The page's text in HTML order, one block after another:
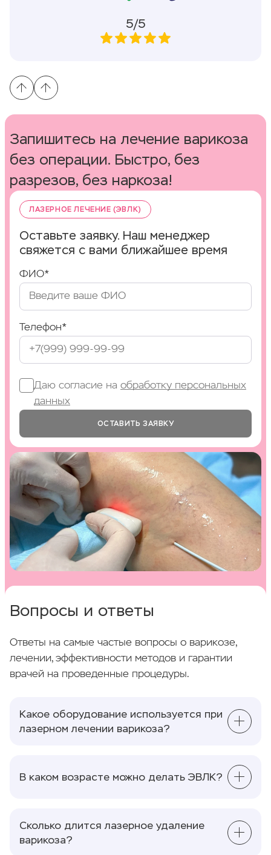
5/5
Запишитесь на лечение варикоза
без операции. Быстро, без
разрезов, без наркоза!
ЛАЗЕРНОЕ ЛЕЧЕНИЕ (ЭВЛК)
Оставьте заявку. Наш менеджер
свяжется с вами ближайшее время
ФИО*
Телефон*
Даю согласие на обработку персональных
данных
ОСТАВИТЬ ЗАЯВКУ
Вопросы и ответы
Ответы на самые частые вопросы о варикозе,
лечении, эффективности методов и гарантии
врачей на проведенные процедуры.
Какое оборудование используется при
лазерном лечении варикоза?
радиальные световоды, ультразвуковой
В каком возрасте можно делать ЭВЛК?
при наличии медицинских показаний
независимо от возраста и общего состояния
Сколько длится лазерное удаление
варикоза?